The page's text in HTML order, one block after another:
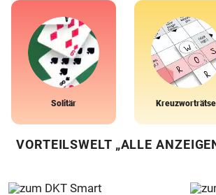
Solitär
VORTEILSWELT „ALLE